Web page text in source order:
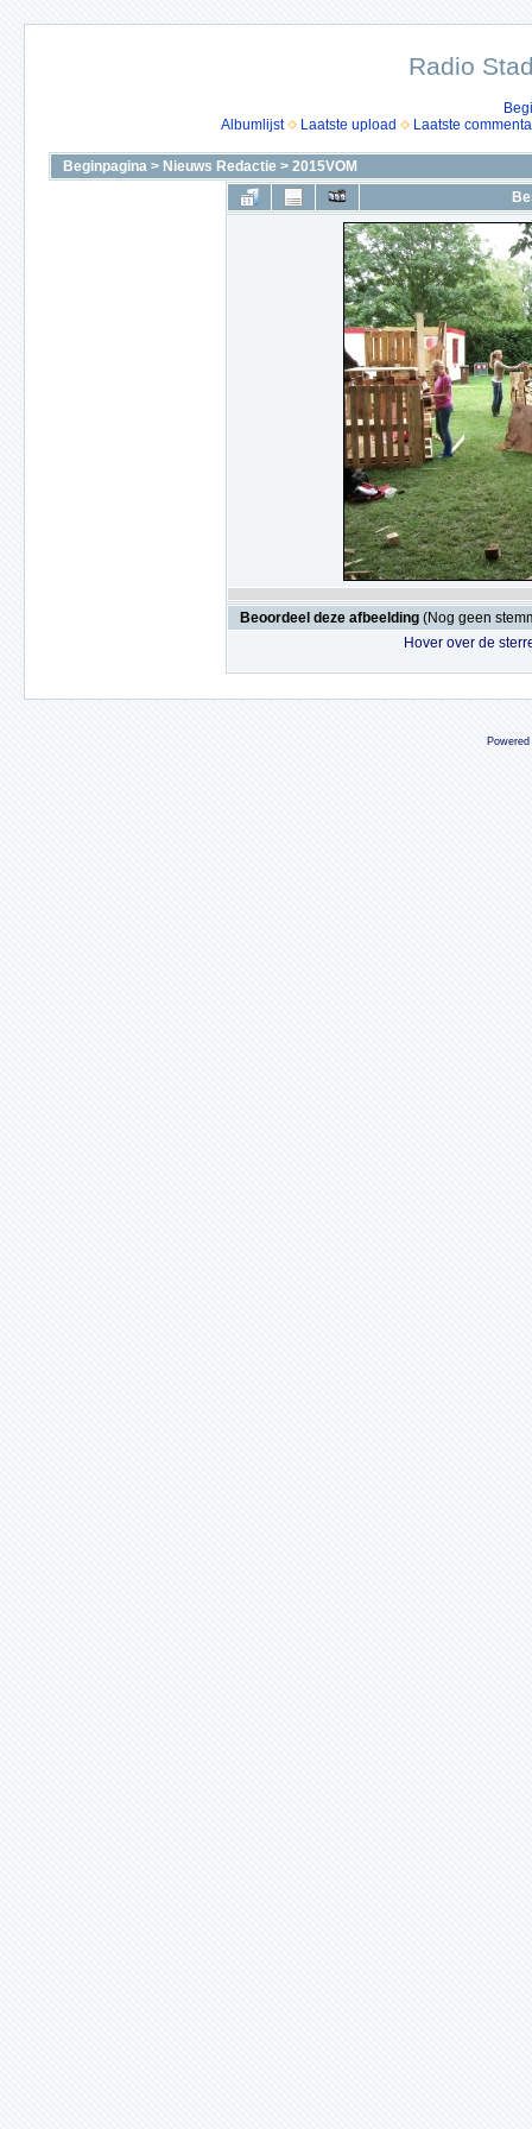
Radio
Albumlijst
Laatste upload Laatste
Beginpagina > Nieuws Redactie > 2015VOM
Beoordeel deze afbeelding (Nog geen
Hover over de